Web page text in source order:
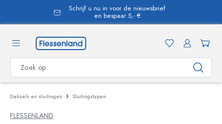
Schrijf u nu in voor de nieuwsbrief
en bespaar 5,- €
Deksels en sluitingen Sluitingstypen
FLESSENLAND